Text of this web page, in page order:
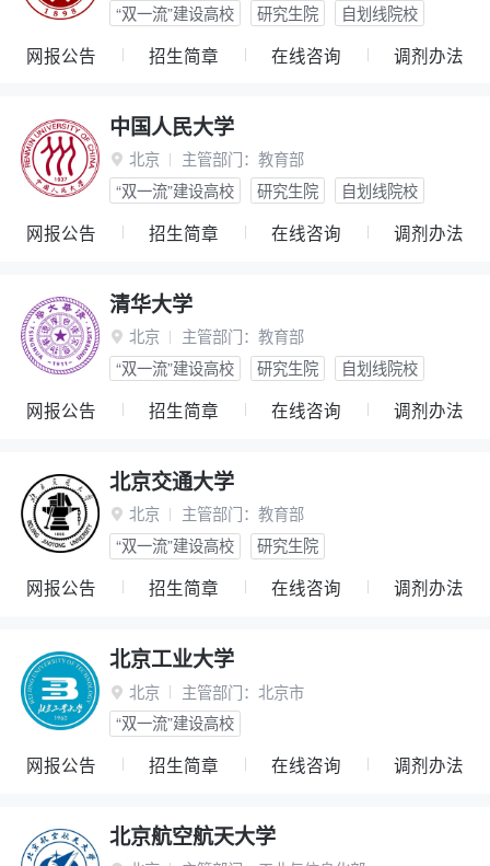
“双一流”建设高校
研究生院 自划线院校
网报公告 招生简章 在线咨询 调剂办法
中国人民大学
 北京 主管部门： 教育部
“双一流”建设高校
研究生院 自划线院校
网报公告 招生简章 在线咨询 调剂办法
清华大学
 北京 主管部门： 教育部
“双一流”建设高校
研究生院 自划线院校
网报公告 招生简章 在线咨询 调剂办法
北京交通大学
 北京 主管部门： 教育部
“双一流”建设高校
研究生院
网报公告 招生简章 在线咨询 调剂办法
北京工业大学
 北京 主管部门： 北京市
“双一流”建设高校
网报公告 招生简章 在线咨询 调剂办法
北京航空航天大学